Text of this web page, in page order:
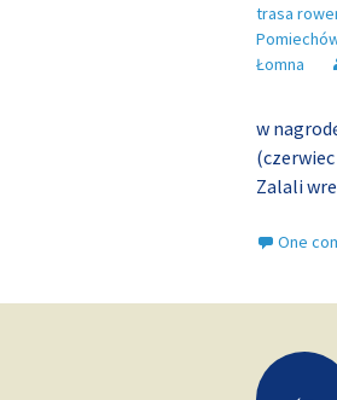
trasa
Łomna
w
Zalali
One